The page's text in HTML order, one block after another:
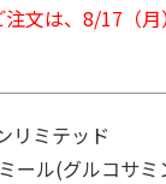
文は、8/17（
リミテッド
ール(グルコサ